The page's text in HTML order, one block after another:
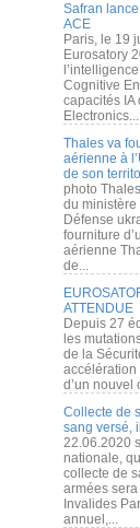
Safran
ACE
Paris, le 19
Eurosatory
Cognitive
capacités IA
Electronics...
Thales va
aérienne à
de son
photo
du ministère
Défense
fourniture
aérienne
de...
ATTENDUE
Depuis 27
les
de la
accélération
d’un nouvel
Collecte de
sang versé,
22.06.2020
nationale,
collecte de
armées
Invalides
annuel,...